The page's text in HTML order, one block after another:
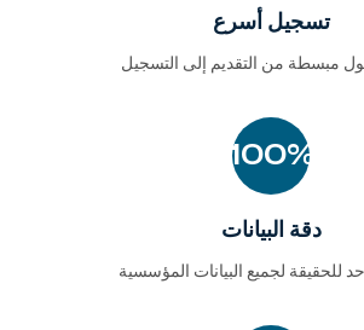
تسجيل أسرع
مبسطة من التقديم إلى التسجيل
100%
دقة البيانات
للحقيقة لجميع البيانات المؤسسية